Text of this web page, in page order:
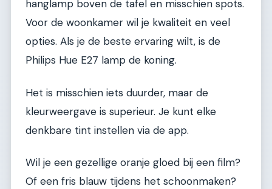
hanglamp boven de tafel en misschien spots.
Voor de woonkamer wil je kwaliteit en veel
opties. Als je de beste ervaring wilt, is de
Philips Hue E27 lamp de koning.
Het is misschien iets duurder, maar de
kleurweergave is superieur. Je kunt elke
denkbare tint instellen via de app.
Wil je een gezellige oranje gloed bij een film?
Of een fris blauw tijdens het schoonmaken?